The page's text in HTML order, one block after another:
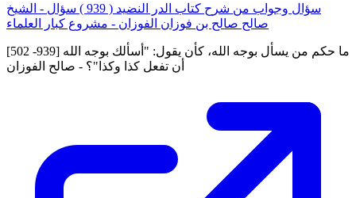
سؤال وجواب من شرح كتاب الدر النضيد ( 939 ) سؤال - الشيخ
صالح صالح بن فوزان الفوزان - مشروع كبار العلماء
[502 -939] ما حكم من يسأل بوجه الله، كأن يقول: "أسألك بوجه الله
أن تفعل كذا وكذا"؟ - صالح الفوزان